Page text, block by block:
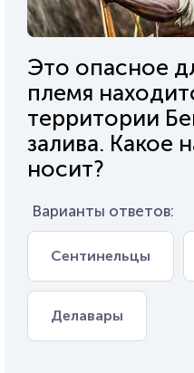
Это опасное
племя
территории
залива. Какое
носит?
Варианты ответов:
Сентинельцы
Делавары